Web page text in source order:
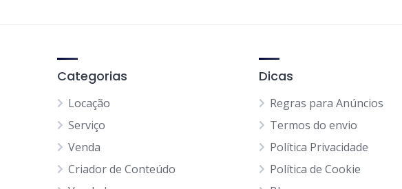
Categorias
Locação
Serviço
Venda
Criador de Conteúdo
Dicas
Regras para Anúncios
Termos do envio
Política Privacidade
Política de Cookie